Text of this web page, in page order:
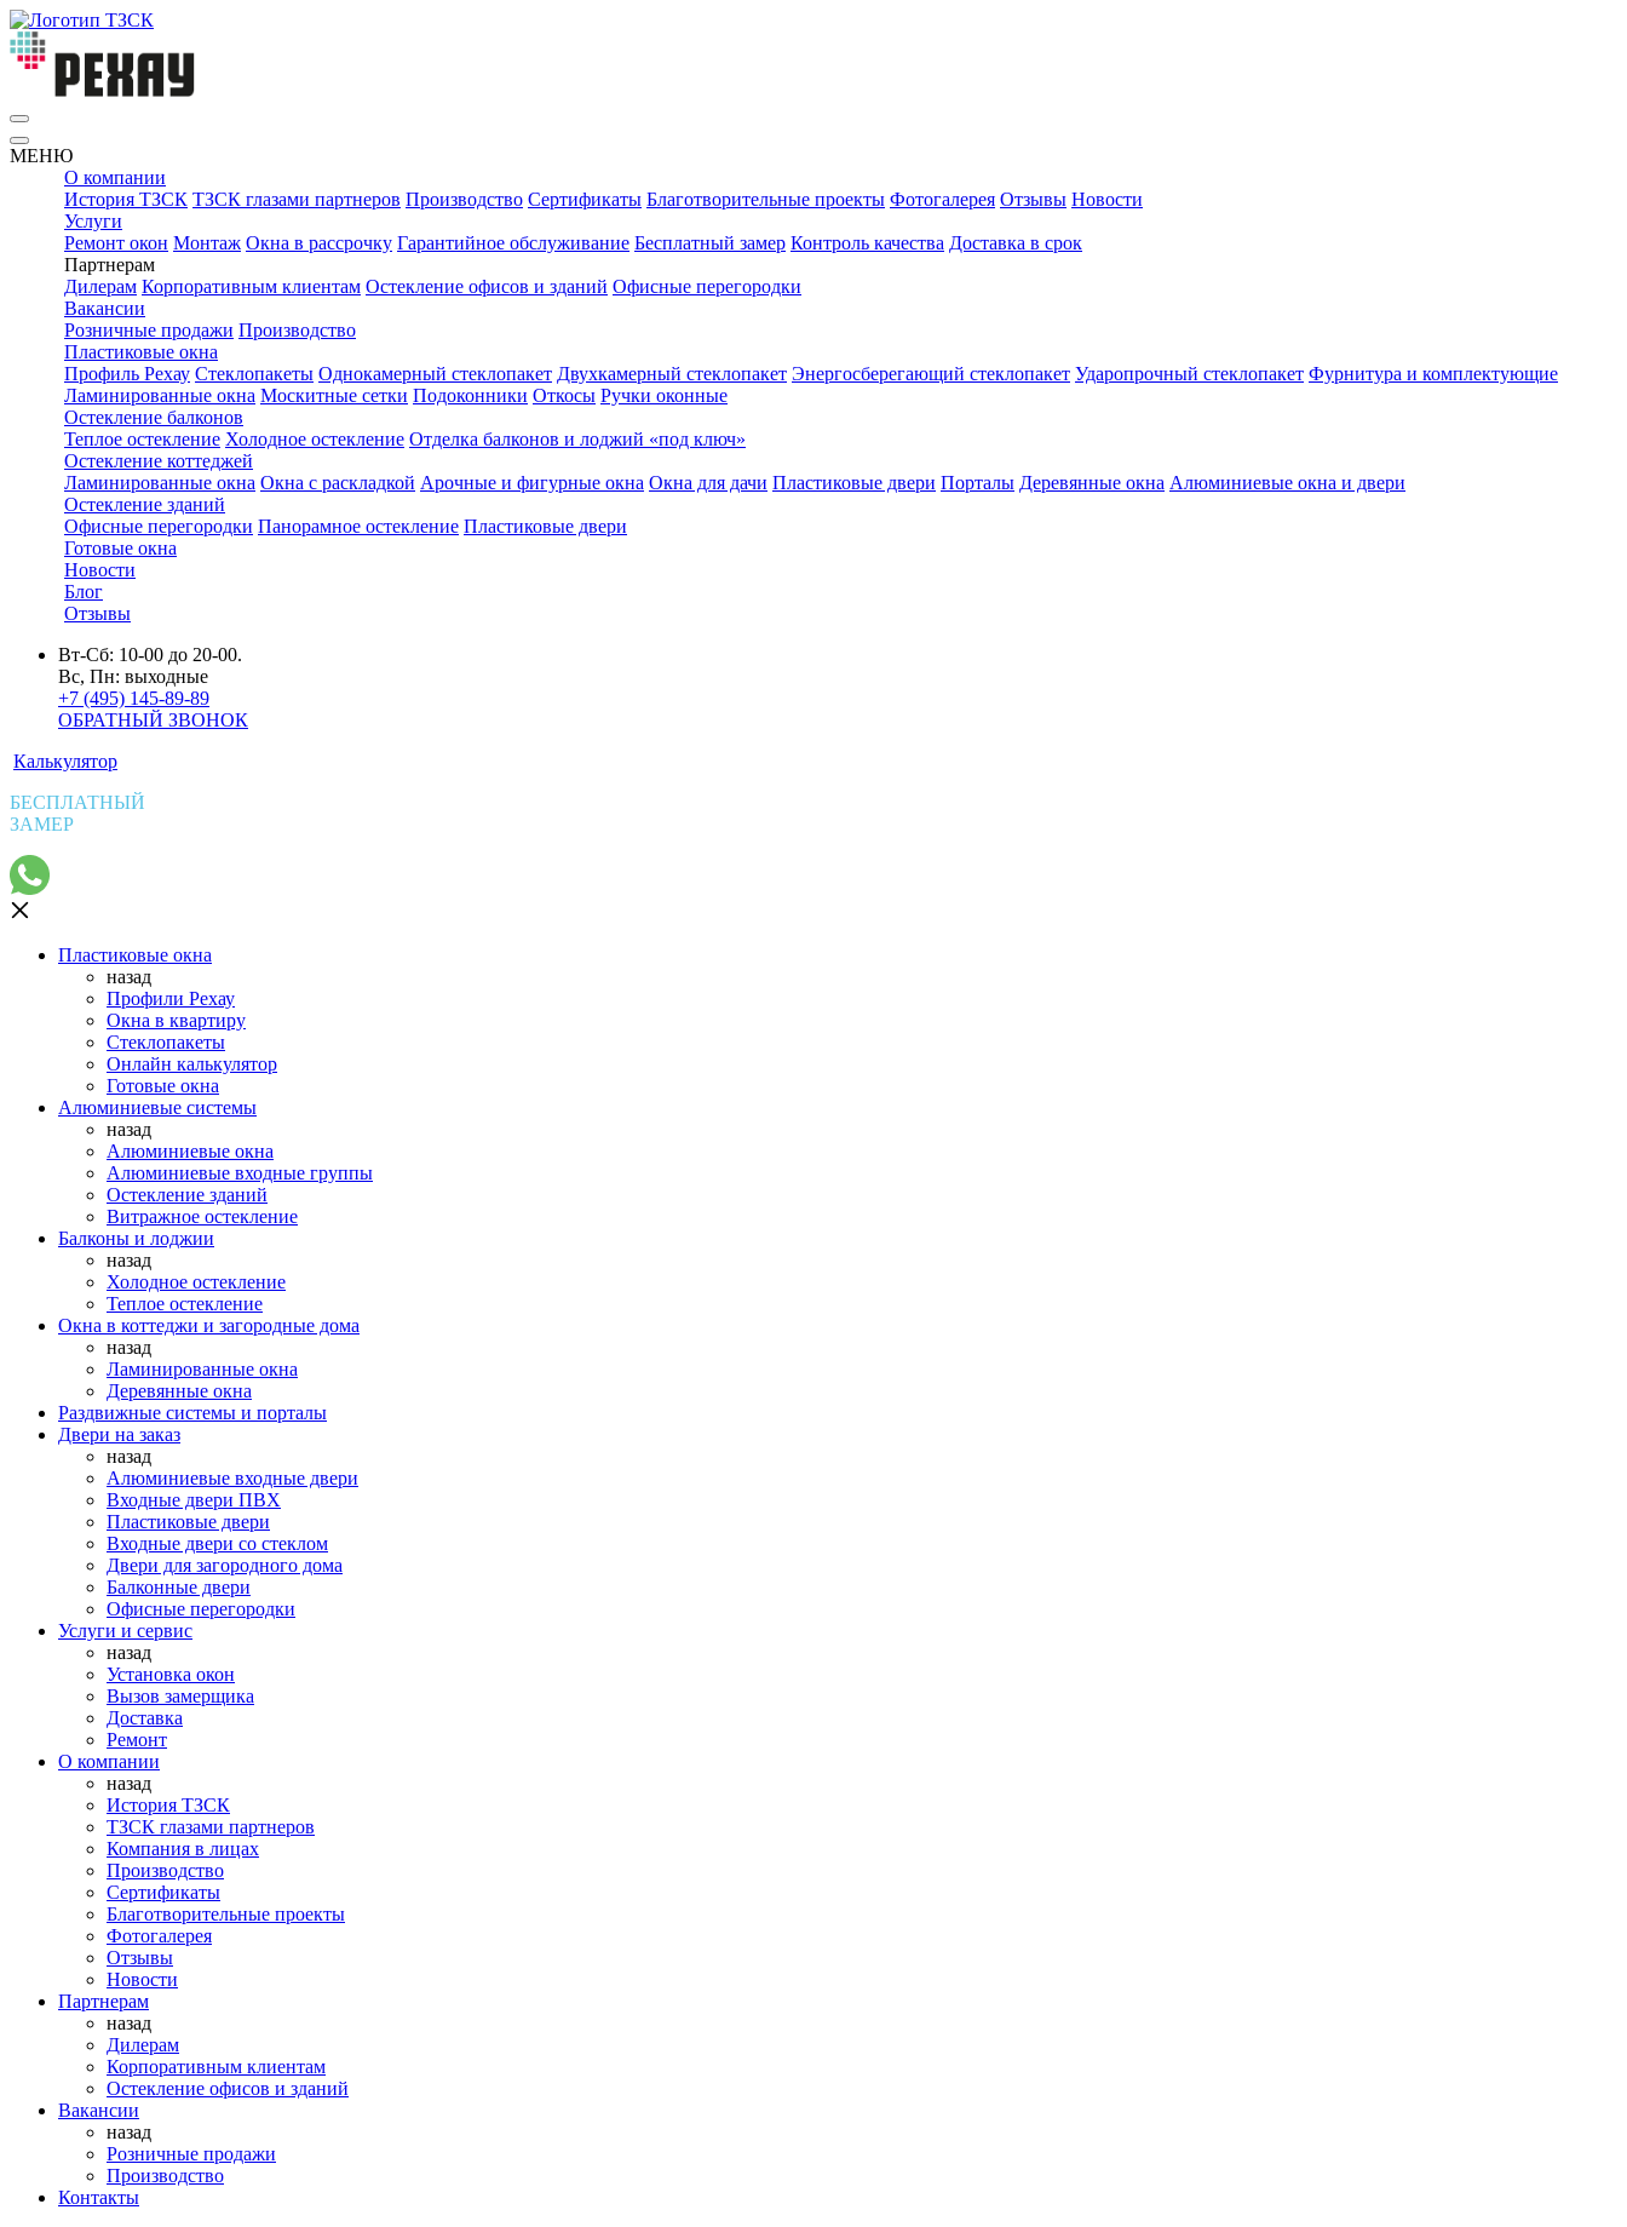
МЕНЮ
О компании
История ТЗСК ТЗСК глазами партнеров Производство Сертификаты Благотворительные проекты Фотогалерея Отзывы Новости
Услуги
Ремонт окон Монтаж Окна в рассрочку Гарантийное обслуживание Бесплатный замер Контроль качества Доставка в срок
Партнерам
Дилерам Корпоративным клиентам Остекление офисов и зданий Офисные перегородки
Вакансии
Розничные продажи Производство
Пластиковые окна
Профиль Рехау Стеклопакеты Однокамерный стеклопакет Двухкамерный стеклопакет Энергосберегающий стеклопакет Ударопрочный стеклопакет Фурнитура и комплектующие
Ламинированные окна Москитные сетки Подоконники Откосы Ручки оконные
Остекление балконов
Теплое остекление Холодное остекление Отделка балконов и лоджий «под ключ»
Остекление коттеджей
Ламинированные окна Окна с раскладкой Арочные и фигурные окна Окна для дачи Пластиковые двери Порталы Деревянные окна Алюминиевые окна и двери
Остекление зданий
Офисные перегородки Панорамное остекление Пластиковые двери
Готовые окна
Новости
Блог
Отзывы
Вт-Сб: 10-00 до 20-00.
Вс, Пн: выходные
+7 (495) 145-89-89
ОБРАТНЫЙ ЗВОНОК
Калькулятор
БЕСПЛАТНЫЙ
ЗАМЕР
Пластиковые окна
назад
Профили Рехау
Окна в квартиру
Стеклопакеты
Онлайн калькулятор
Готовые окна
Алюминиевые системы
назад
Алюминиевые окна
Алюминиевые входные группы
Остекление зданий
Витражное остекление
Балконы и лоджии
назад
Холодное остекление
Теплое остекление
Окна в коттеджи и загородные дома
назад
Ламинированные окна
Деревянные окна
Раздвижные системы и порталы
Двери на заказ
назад
Алюминиевые входные двери
Входные двери ПВХ
Пластиковые двери
Входные двери со стеклом
Двери для загородного дома
Балконные двери
Офисные перегородки
Услуги и сервис
назад
Установка окон
Вызов замерщика
Доставка
Ремонт
О компании
назад
История ТЗСК
ТЗСК глазами партнеров
Компания в лицах
Производство
Сертификаты
Благотворительные проекты
Фотогалерея
Отзывы
Новости
Партнерам
назад
Дилерам
Корпоративным клиентам
Остекление офисов и зданий
Вакансии
назад
Розничные продажи
Производство
Контакты